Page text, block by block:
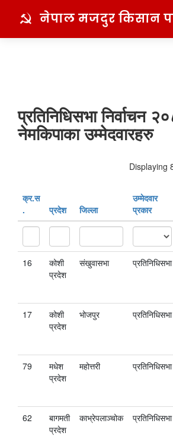
नेपाल मजदुर किसान
प्रतिनिधिसभा निर्वाचन
नेमकिपाका उम्मेदवारहरु
Displaying
क्र‍.स‌
.
प्रदेश जिल्ला
उम्मेदवार
प्रकार
16
कोशी
प्रदेश
संखुवासभा प्रतिनिधिसभा
17
कोशी
प्रदेश
भोजपुर प्रतिनिधिसभा
79
मधेश
प्रदेश
महोत्तरी प्रतिनिधिसभा
62
बागमती
प्रदेश
काभ्रेपलाञ्चोक प्रतिनिधिसभा